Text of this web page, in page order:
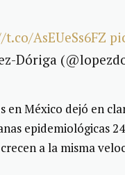
AsEUeSs6FZ
Dóriga
en México dejó en
epidemiológicas
a la misma